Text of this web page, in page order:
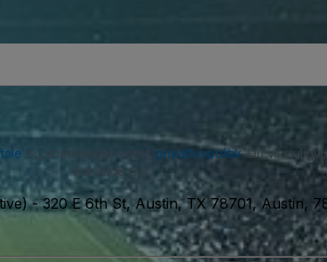
og anerkender vores privatlivspolitik. Du vil
framelde dig.
-320 E 6th St, Austin, TX 78701, Austin,